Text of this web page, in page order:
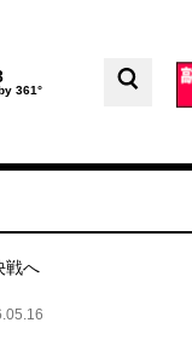
361°
戦へ